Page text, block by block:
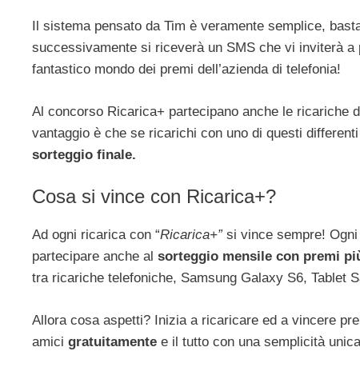
Il sistema pensato da Tim è veramente semplice,
successivamente si riceverà un SMS che vi inviterà a
fantastico mondo dei premi dell’azienda di telefonia!
Al concorso Ricarica+ partecipano anche le ricariche
vantaggio è che se ricarichi con uno di questi
sorteggio finale.
Cosa si vince con Ricarica+?
Ad ogni ricarica con “Ricarica+” si vince sempre!
partecipare anche al sorteggio mensile con premi
tra ricariche telefoniche, Samsung Galaxy S6, Tablet
Allora cosa aspetti? Inizia a ricaricare ed a vincere
amici gratuitamente e il tutto con una semplicità